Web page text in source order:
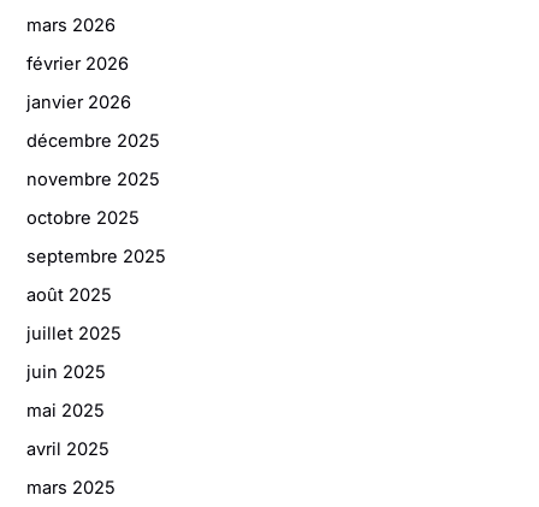
mars 2026
février 2026
janvier 2026
décembre 2025
novembre 2025
octobre 2025
septembre 2025
août 2025
juillet 2025
juin 2025
mai 2025
avril 2025
mars 2025